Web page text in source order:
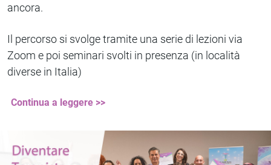
ancora.
Il percorso si svolge tramite una serie di lezioni via
Zoom e poi seminari svolti in presenza (in località
diverse in Italia)
Continua a leggere >>